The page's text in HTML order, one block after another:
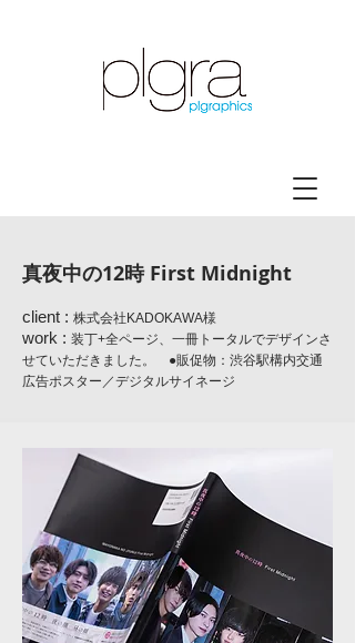
真夜中の12時 First Midnight
client : 株式会社KADOKAWA様
work : 装丁+全ページ、一冊トータルでデザインさ
せていただきました。 ●販促物：渋谷駅構内交通
広告ポスター／デジタルサイネージ